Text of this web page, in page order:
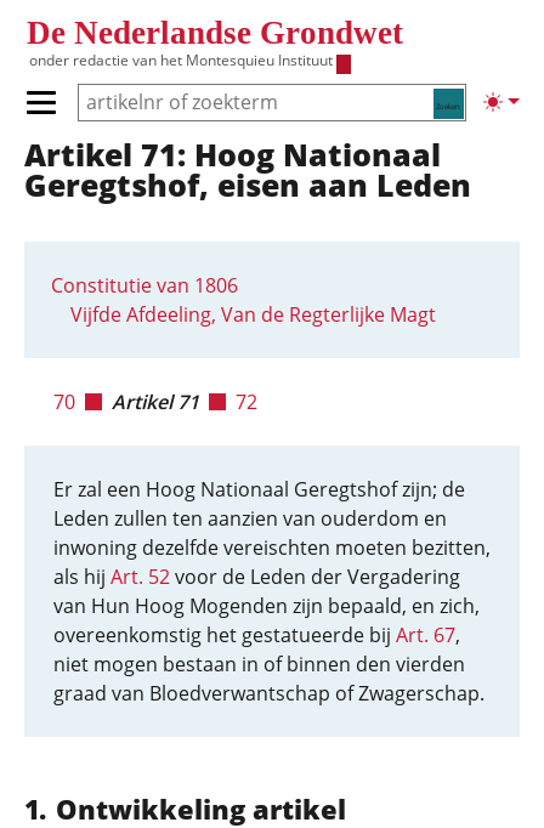
De Nederlandse Grondwet
onder redactie van het Montesquieu Instituut
Zoeken
Primair menu tonen/verbergen
Hoofdnavigatie
Artikel 71: Hoog Nationaal
Geregtshof, eisen aan Leden
Constitutie van 1806
Vijfde Afdeeling, Van de Regterlijke Magt
70 Artikel 71 72
Er zal een Hoog Nationaal Geregtshof zijn; de
Leden zullen ten aanzien van ouderdom en
inwoning dezelfde vereischten moeten bezitten,
als hij Art. 52voor de Leden der Vergadering
van Hun Hoog Mogenden zijn bepaald, en zich,
overeenkomstig het gestatueerde bij Art. 67,
niet mogen bestaan in of binnen den vierden
graad van Bloedverwantschap of Zwagerschap.
Ontwikkeling artikel